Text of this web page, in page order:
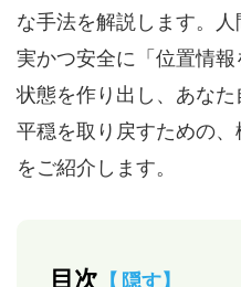
な手法を解説します。
実かつ安全に「位置情報
状態を作り出し、あな
平穏を取り戻すための
をご紹介します。
目次 隠す